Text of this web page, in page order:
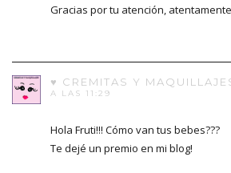
Gracias por tu atención, atentamente
♥ CREMITAS Y
A LAS 11:29
Hola Fruti!!! Cómo van tus bebes???
Te dejé un premio en mi blog!